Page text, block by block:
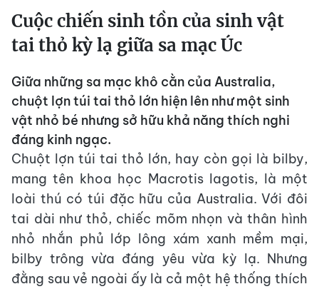
Cuộc chiến sinh tồn của sinh vật
tai thỏ kỳ lạ giữa sa mạc Úc
Giữa những sa mạc khô cằn của Australia,
chuột lợn túi tai thỏ lớn hiện lên như một sinh
vật nhỏ bé nhưng sở hữu khả năng thích nghi
đáng kinh ngạc.
Chuột lợn túi tai thỏ lớn, hay còn gọi là bilby,
mang tên khoa học Macrotis lagotis, là một
loài thú có túi đặc hữu của Australia. Với đôi
tai dài như thỏ, chiếc mõm nhọn và thân hình
nhỏ nhắn phủ lớp lông xám xanh mềm mại,
bilby trông vừa đáng yêu vừa kỳ lạ. Nhưng
đằng sau vẻ ngoài ấy là cả một hệ thống thích